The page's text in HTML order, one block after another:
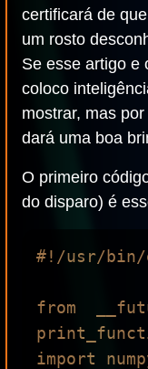
certificará de
um rosto
Se esse artigo e
coloco
mostrar, mas
dará uma boa
O primeiro
do disparo) é
#!/usr/bin/
from
import